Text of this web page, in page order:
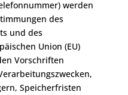
werden
des
und des
Union (EU)
Vorschriften
Speicherfristen